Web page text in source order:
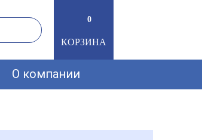
0
КОРЗИНА
О компании